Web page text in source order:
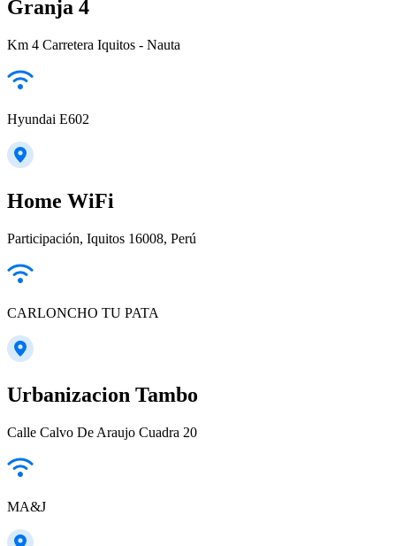
Granja 4
Km 4 Carretera Iquitos - Nauta
Hyundai E602
Home WiFi
Participación, Iquitos 16008, Perú
CARLONCHO TU PATA
Urbanizacion Tambo
Calle Calvo De Araujo Cuadra 20
MA&J